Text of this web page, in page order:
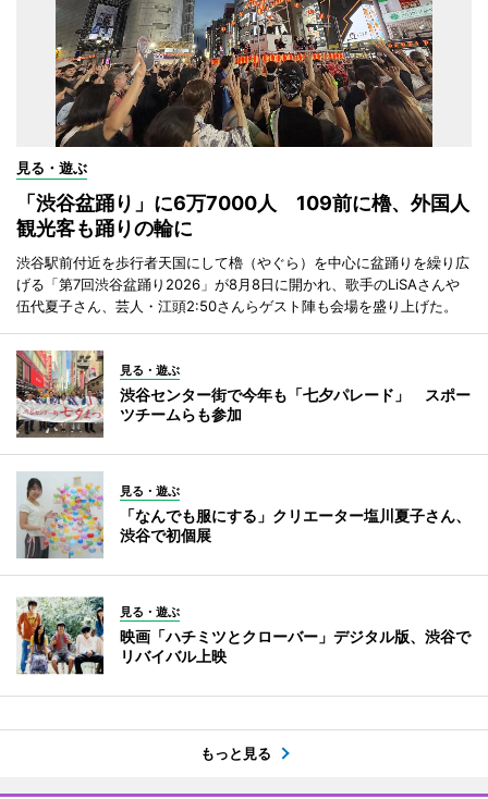
見る・遊ぶ
「渋谷盆踊り」に6万7000人 109前に櫓、外国人
観光客も踊りの輪に
渋谷駅前付近を歩行者天国にして櫓（やぐら）を中心に盆踊りを繰り広
げる「第7回渋谷盆踊り2026」が8月8日に開かれ、歌手のLiSAさんや
伍代夏子さん、芸人・江頭2:50さんらゲスト陣も会場を盛り上げた。
見る・遊ぶ
渋谷センター街で今年も「七夕パレード」 スポー
ツチームらも参加
見る・遊ぶ
「なんでも服にする」クリエーター塩川夏子さん、
渋谷で初個展
見る・遊ぶ
映画「ハチミツとクローバー」デジタル版、渋谷で
リバイバル上映
もっと見る